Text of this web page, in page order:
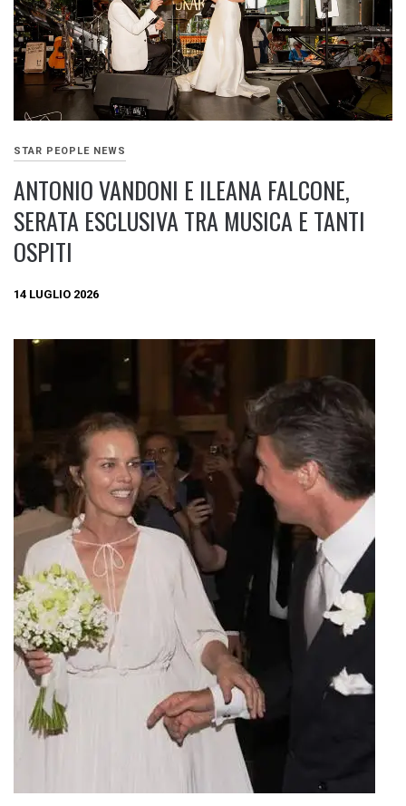
STAR PEOPLE NEWS
ANTONIO VANDONI E ILEANA FALCONE,
SERATA ESCLUSIVA TRA MUSICA E TANTI
OSPITI
14 LUGLIO 2026